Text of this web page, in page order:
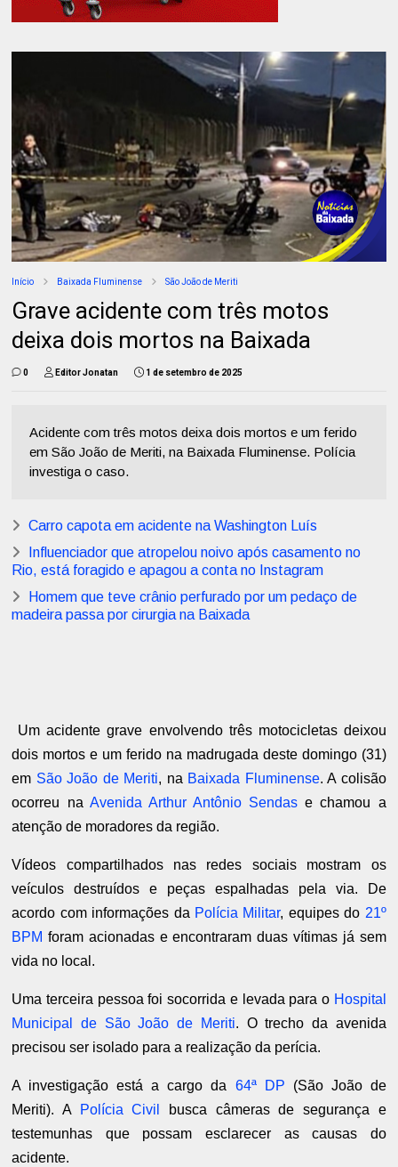
Início Baixada Fluminense São João de Meriti
Grave acidente com três motos
deixa dois mortos na Baixada
0 Editor Jonatan 1 de setembro de 2025
Acidente com três motos deixa dois mortos e um ferido
em São João de Meriti, na Baixada Fluminense. Polícia
investiga o caso.
Carro capota em acidente na Washington Luís
Influenciador que atropelou noivo após casamento no
Rio, está foragido e apagou a conta no Instagram
Homem que teve crânio perfurado por um pedaço de
madeira passa por cirurgia na Baixada
Um acidente grave envolvendo três motocicletas deixou
dois mortos e um ferido na madrugada deste domingo (31)
em São João de Meriti, na Baixada Fluminense. A colisão
ocorreu na Avenida Arthur Antônio Sendas e chamou a
atenção de moradores da região.
Vídeos compartilhados nas redes sociais mostram os
veículos destruídos e peças espalhadas pela via. De
acordo com informações da Polícia Militar, equipes do 21º
BPM foram acionadas e encontraram duas vítimas já sem
vida no local.
Uma terceira pessoa foi socorrida e levada para o Hospital
Municipal de São João de Meriti. O trecho da avenida
precisou ser isolado para a realização da perícia.
A investigação está a cargo da 64ª DP (São João de
Meriti). A
Polícia Civil
busca câmeras de segurança e
testemunhas que possam esclarecer as causas do
acidente.